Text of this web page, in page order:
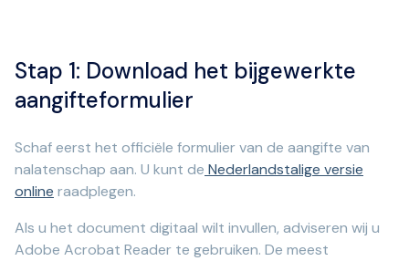
Stap 1: Download het bijgewerkte
aangifteformulier
Schaf eerst het officiële formulier van de aangifte van
nalatenschap aan. U kunt de Nederlandstalige versie
online raadplegen.
Als u het document digitaal wilt invullen, adviseren wij u
Adobe Acrobat Reader te gebruiken. De meest